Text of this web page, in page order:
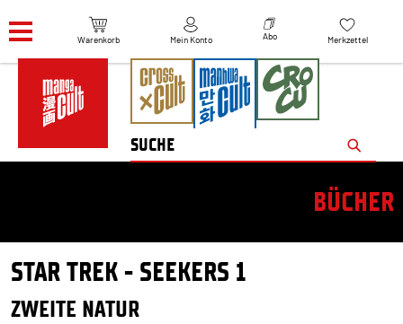
Warenkorb Mein Konto Abo Merkzettel
BÜCHER
STAR TREK - SEEKERS 1
ZWEITE NATUR